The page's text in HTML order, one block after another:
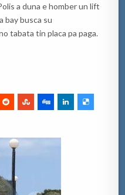
a duna e homber un lift
bay busca su
tabata tin placa pa paga.